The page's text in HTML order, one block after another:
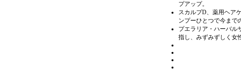
プアップ。
スカルプD、薬用ヘア
ンプーひとつで今まで
プエラリア・ハーバル
指し、みずみずしく女